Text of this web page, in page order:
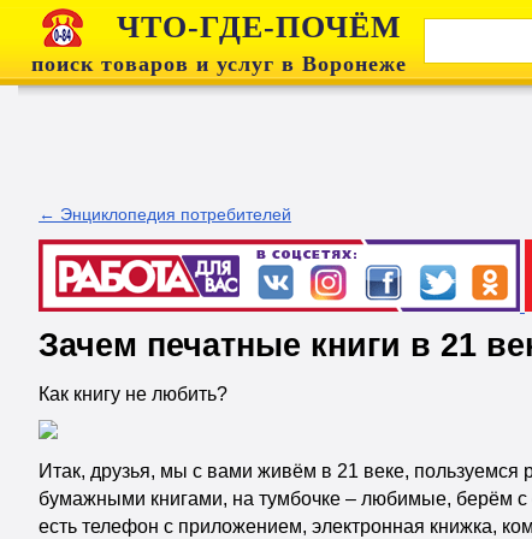
ЧТО-ГДЕ-ПОЧЁМ
поиск товаров и услуг в Воронеже
← Энциклопедия потребителей
Зачем печатные книги в 21
Как книгу не любить?
Итак, друзья, мы с вами живём в 21 веке, пользуемся
бумажными книгами, на тумбочке – любимые, берём
есть телефон с приложением, электронная книжка,